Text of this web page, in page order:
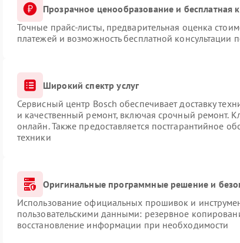
Прозрачное ценообразование и бесплатная
Точные прайс-листы, предварительная оценка
платежей и возможность бесплатной консультации
Широкий спектр услуг
Сервисный центр Bosch обеспечивает доставку
и качественный ремонт, включая срочный ремонт.
онлайн. Также предоставляется постгарантийное
техники
Оригинальные программные решение и
Использование официальных прошивок и
пользовательскими данными: резервное
восстановление информации при необходимости